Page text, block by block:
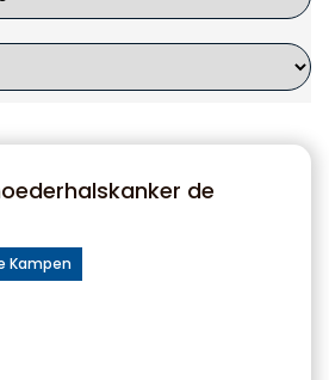
de
Kampen